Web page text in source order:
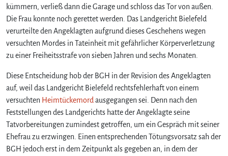
kümmern, verließ dann die Garage und schloss das Tor von außen.
Die Frau konnte noch gerettet werden. Das Landgericht Bielefeld
verurteilte den Angeklagten aufgrund dieses Geschehens wegen
versuchten Mordes in Tateinheit mit gefährlicher Körperverletzung
zu einer Freiheitsstrafe von sieben Jahren und sechs Monaten.
Diese Entscheidung hob der BGH in der Revision des Angeklagten
auf, weil das Landgericht Bielefeld rechtsfehlerhaft von einem
versuchten Heimtückemord ausgegangen sei. Denn nach den
Feststellungen des Landgerichts hatte der Angeklagte seine
Tatvorbereitungen zumindest getroffen, um ein Gespräch mit seiner
Ehefrau zu erzwingen. Einen entsprechenden Tötungsvorsatz sah der
BGH jedoch erst in dem Zeitpunkt als gegeben an, in dem der